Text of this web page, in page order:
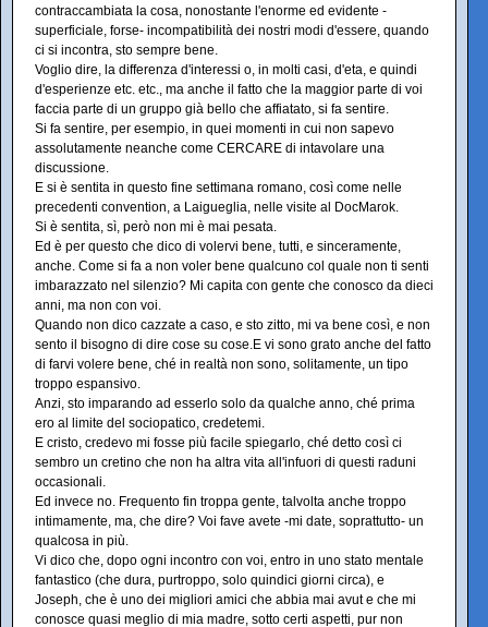
contraccambiata la cosa, nonostante l'enorme ed evidente -
superficiale, forse- incompatibilità dei nostri modi d'essere, quando
ci si incontra, sto sempre bene.
Voglio dire, la differenza d'interessi o, in molti casi, d'eta, e quindi
d'esperienze etc. etc., ma anche il fatto che la maggior parte di voi
faccia parte di un gruppo già bello che affiatato, si fa sentire.
Si fa sentire, per esempio, in quei momenti in cui non sapevo
assolutamente neanche come CERCARE di intavolare una
discussione.
E si è sentita in questo fine settimana romano, così come nelle
precedenti convention, a Laigueglia, nelle visite al DocMarok.
Si è sentita, sì, però non mi è mai pesata.
Ed è per questo che dico di volervi bene, tutti, e sinceramente,
anche. Come si fa a non voler bene qualcuno col quale non ti senti
imbarazzato nel silenzio? Mi capita con gente che conosco da dieci
anni, ma non con voi.
Quando non dico cazzate a caso, e sto zitto, mi va bene così, e non
sento il bisogno di dire cose su cose.E vi sono grato anche del fatto
di farvi volere bene, ché in realtà non sono, solitamente, un tipo
troppo espansivo.
Anzi, sto imparando ad esserlo solo da qualche anno, ché prima
ero al limite del sociopatico, credetemi.
E cristo, credevo mi fosse più facile spiegarlo, ché detto così ci
sembro un cretino che non ha altra vita all'infuori di questi raduni
occasionali.
Ed invece no. Frequento fin troppa gente, talvolta anche troppo
intimamente, ma, che dire? Voi fave avete -mi date, soprattutto- un
qualcosa in più.
Vi dico che, dopo ogni incontro con voi, entro in uno stato mentale
fantastico (che dura, purtroppo, solo quindici giorni circa), e
Joseph, che è uno dei migliori amici che abbia mai avut e che mi
conosce quasi meglio di mia madre, sotto certi aspetti, pur non